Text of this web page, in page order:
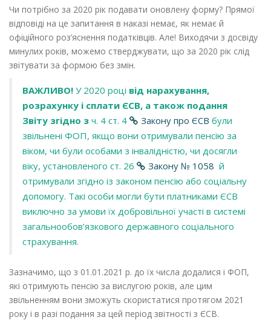
Чи потрібно за 2020 рік подавати оновлену форму? Прямої
відповіді на це запитання в наказі немає, як немає й
офіційного роз’яснення податківців. Але! Виходячи з досвіду
минулих років, можемо стверджувати, що за 2020 рік слід
звітувати за формою без змін.
ВАЖЛИВО! У 2020 році від нарахування,
розрахунку і сплати ЄСВ, а також подання
Звіту згідно з ч. 4 ст. 4 Закону про ЄСВ були
звільнені ФОП, якщо вони отримували пенсію за
віком, чи були особами з інвалідністю, чи досягли
віку, установленого ст. 26
Закону № 1058 й
отримували згідно із законом пенсію або соціальну
допомогу. Такі особи могли бути платниками ЄСВ
виключно за умови їх добровільної участі в системі
загальнообов’язкового державного соціального
страхування.
Зазначимо, що з 01.01.2021 р. до їх числа додалися і ФОП,
які отримують пенсію за вислугою років, але цим
звільненням вони зможуть скористатися протягом 2021
року і в разі подання за цей період звітності з ЄСВ.